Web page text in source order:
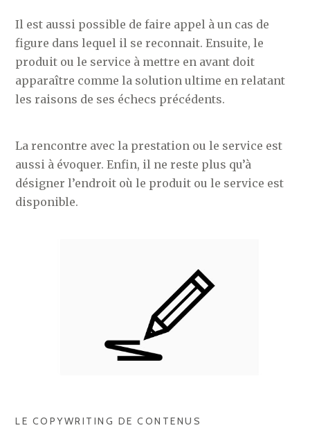
Il est aussi possible de faire appel à un cas de
figure dans lequel il se reconnait. Ensuite, le
produit ou le service à mettre en avant doit
apparaître comme la solution ultime en relatant
les raisons de ses échecs précédents.
La rencontre avec la prestation ou le service est
aussi à évoquer. Enfin, il ne reste plus qu’à
désigner l’endroit où le produit ou le service est
disponible.
LE COPYWRITING DE CONTENUS